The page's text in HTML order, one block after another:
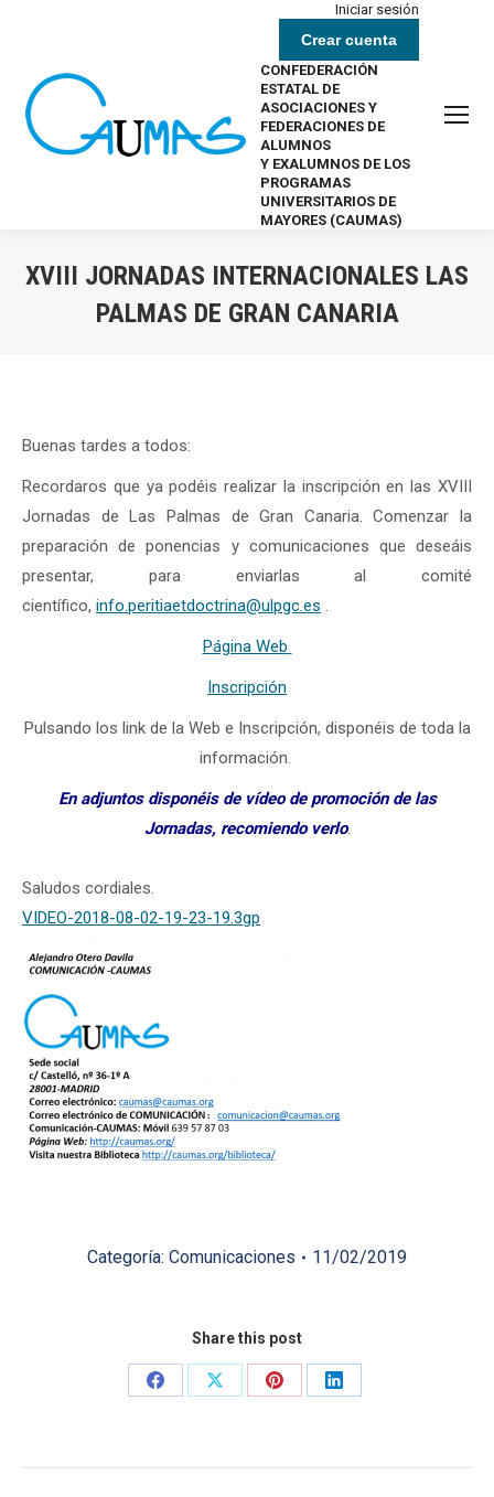
Iniciar sesión
Crear cuenta
CONFEDERACIÓN
ESTATAL DE
ASOCIACIONES Y
FEDERACIONES DE
ALUMNOS
Y EXALUMNOS DE LOS
PROGRAMAS
UNIVERSITARIOS DE
MAYORES (CAUMAS)
XVIII JORNADAS INTERNACIONALES LAS
PALMAS DE GRAN CANARIA
Buenas tardes a todos:
Recordaros que ya podéis realizar la inscripción en las XVIII
Jornadas de Las Palmas de Gran Canaria. Comenzar la
preparación de ponencias y comunicaciones que deseáis
presentar, para enviarlas al comité
científico, info.peritiaetdoctrina@ulpgc.es .
Página Web
Inscripción
Pulsando los link de la Web e Inscripción, disponéis de toda la
información.
En adjuntos disponéis de vídeo de promoción de las
Jornadas, recomiendo verlo.
Saludos cordiales.
VIDEO-2018-08-02-19-23-19.3gp
Categoría: Comunicaciones 11/02/2019
Share this post
Share
Share
Share
Share